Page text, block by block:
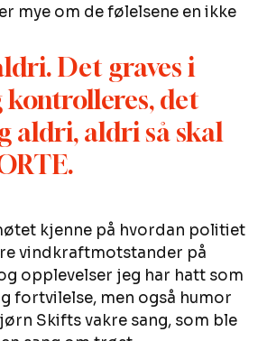
mye om de følelsene en ikke
Det graves i
kontrolleres, det
aldri, aldri så skal
kjenne på hvordan politiet
vindkraftmotstander på
opplevelser jeg har hatt som
fortvilelse, men også humor
Skifts vakre sang, som ble